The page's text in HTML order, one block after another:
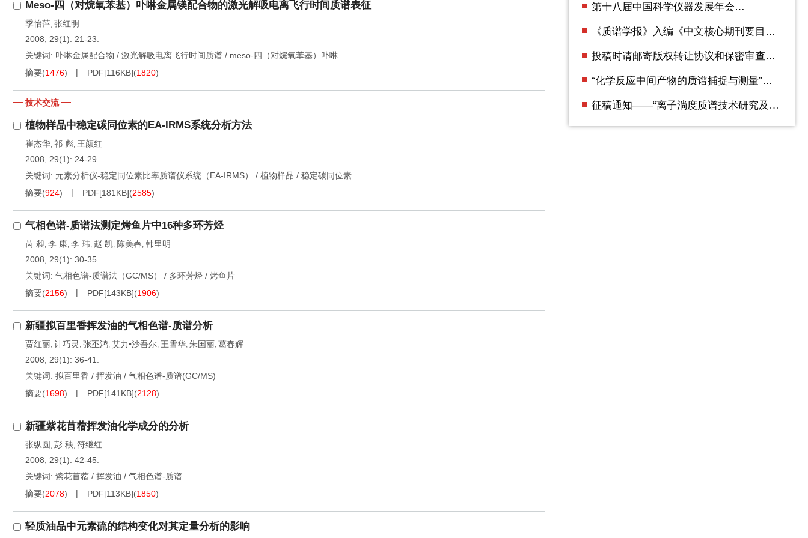
Meso-四（对烷氧苯基）卟啉金属镁配合物的激光解吸电离飞行时间质谱表征
季怡萍, 张红明
2008, 29(1): 21-23.
关键词: 卟啉金属配合物 / 激光解吸电离飞行时间质谱 / meso-四（对烷氧苯基）卟啉
摘要(1476) PDF[116KB](1820)
技术交流
植物样品中稳定碳同位素的EA-IRMS系统分析方法
崔杰华, 祁 彪, 王颜红
2008, 29(1): 24-29.
关键词: 元素分析仪-稳定同位素比率质谱仪系统（EA-IRMS） / 植物样品 / 稳定碳同位素
摘要(924) PDF[181KB](2585)
气相色谱-质谱法测定烤鱼片中16种多环芳烃
芮 昶, 李 康, 李 玮, 赵 凯, 陈美春, 韩里明
2008, 29(1): 30-35.
关键词: 气相色谱-质谱法（GC/MS） / 多环芳烃 / 烤鱼片
摘要(2156) PDF[143KB](1906)
新疆拟百里香挥发油的气相色谱-质谱分析
贾红丽, 计巧灵 , 张丕鸿, 艾力•沙吾尔, 王雪华, 朱国丽, 葛春辉
2008, 29(1): 36-41.
关键词: 拟百里香 / 挥发油 / 气相色谱-质谱(GC/MS)
摘要(1698) PDF[141KB](2128)
新疆紫花苜蓿挥发油化学成分的分析
张纵圆 , 彭 秧, 符继红
2008, 29(1): 42-45.
关键词: 紫花苜蓿 / 挥发油 / 气相色谱-质谱
摘要(2078) PDF[113KB](1850)
轻质油品中元素硫的结构变化对其定量分析的影响
第十八届中国科学仪器发展年会
《质谱学报》入编《中文核心期刊要目总
投稿时请邮寄版权转让协议和保密审查证
“化学反应中间产物的质谱捕捉与测量”专
征稿通知——“离子淌度质谱技术研究及应